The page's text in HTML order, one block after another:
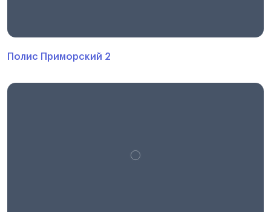
Полис Приморский 2